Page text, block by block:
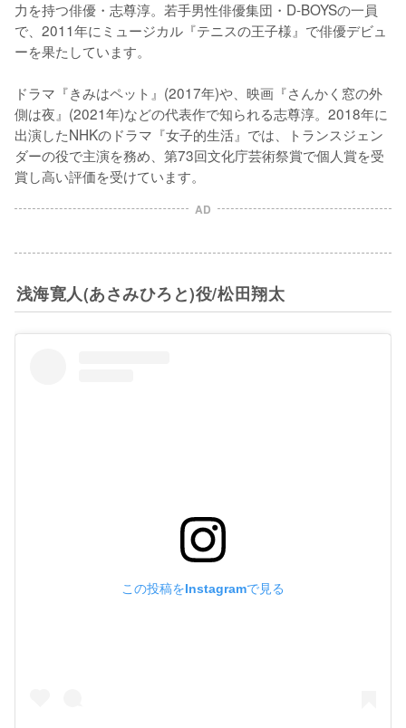
力を持つ俳優・志尊淳。若手男性俳優集団・D-BOYSの一員
で、2011年にミュージカル『テニスの王子様』で俳優デビュ
ーを果たしています。
ドラマ『きみはペット』(2017年)や、映画『さんかく窓の外
側は夜』(2021年)などの代表作で知られる志尊淳。2018年に
出演したNHKのドラマ『女子的生活』では、トランスジェン
ダーの役で主演を務め、第73回文化庁芸術祭賞で個人賞を受
賞し高い評価を受けています。
AD
浅海寛人(あさみひろと)役/松田翔太
この投稿をInstagramで見る